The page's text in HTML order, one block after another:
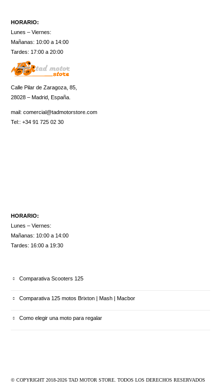
HORARIO:
Lunes – Viernes:
Mañanas: 10:00 a 14:00
Tardes: 17:00 a 20:00
Calle Pilar de Zaragoza, 85,
28028 – Madrid, España.
mail:comercial@tadmotorstore.com
Tel:: +34 91 725 02 30
HORARIO:
Lunes – Viernes:
Mañanas: 10:00 a 14:00
Tardes: 16:00 a 19:30
Comparativa Scooters 125
Comparativa 125 motos Brixton | Mash | Macbor
Como elegir una moto para regalar
© COPYRIGHT 2018-2026 TAD MOTOR STORE. TODOS LOS DERECHOS RESERVADOS